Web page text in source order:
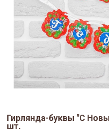
Гирлянда-буквы "С
шт.